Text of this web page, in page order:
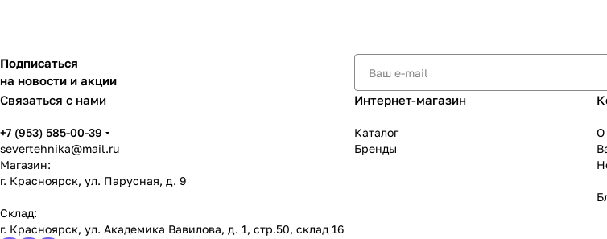
Подписаться
на новости и акции
Связаться с нами
+7 (953) 585-00-39
severtehnika@mail.ru
Магазин:
г. Красноярск, ул. Парусная, д. 9
Склад:
г. Красноярск, ул. Академика Вавилова, д. 1, стр.50, склад 16
Интернет-магазин
Каталог
Бренды
О